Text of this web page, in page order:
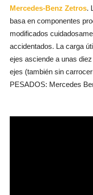
Mercedes-Benz Zetros.
basa en componentes
modificados
accidentados. La carga
ejes asciende a unas
ejes (también sin
PESADOS: Mercedes